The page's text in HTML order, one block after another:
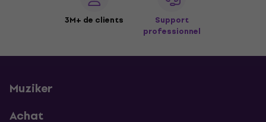
3M+ de clients
Support
professionnel
Muziker
Achat